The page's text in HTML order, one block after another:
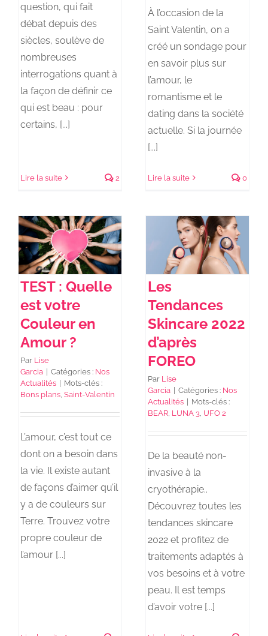
question, qui fait
débat depuis des
siècles, soulève de
nombreuses
interrogations quant à
la façon de définir ce
qui est beau : pour
certains, [...]
Lire la suite 2
À l’occasion de la
Saint Valentin, on a
créé un sondage pour
en savoir plus sur
l’amour, le
romantisme et le
dating dans la société
actuelle. Si la journée
[...]
Lire la suite 0
TEST : Quelle
est votre
Couleur en
Amour ?
Par Lise
Garcia | Catégories : Nos
Actualités | Mots-clés :
Bons plans ,Saint-Valentin
L’amour, c’est tout ce
dont on a besoin dans
la vie. Il existe autant
de façons d’aimer qu’il
y a de couleurs sur
Terre. Trouvez votre
propre couleur de
l’amour [...]
Les
Tendances
Skincare 2022
d’après
FOREO
Par Lise
Garcia | Catégories : Nos
Actualités | Mots-clés :
BEAR LUNA 3 UFO 2
De la beauté non-
invasive à la
cryothérapie..
Découvrez toutes les
tendances skincare
2022 et profitez de
traitements adaptés à
vos besoins et à votre
peau. Il est temps
d’avoir votre [...]